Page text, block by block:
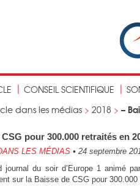
CONSEIL SCIENTIFIQUE
dans les médias > 2018 > –
pour 300.000 retraités en
LES MÉDIAS • 24 septembre
journal du soir d’Europe 1 animé
sur la Baisse de CSG pour